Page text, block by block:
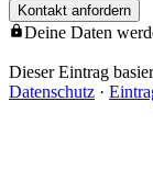
Kontakt anfordern
Deine Daten
Dieser Eintrag
Datenschutz ·